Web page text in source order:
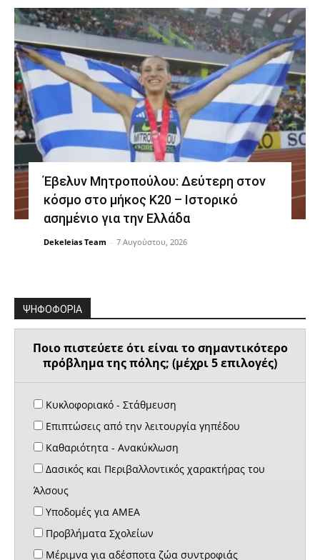
Έβελυν Μητροπούλου: Δεύτερη στον
κόσμο στο μήκος Κ20 – Ιστορικό
ασημένιο για την Ελλάδα
Dekeleias Team - 7 Αυγούστου, 2026
ΨΗΦΟΦΟΡΙΑ
Ποιο πιστεύετε ότι είναι το σημαντικότερο
πρόβλημα της πόλης; (μέχρι 5 επιλογές)
Κυκλοφοριακό - Στάθμευση
Επιπτώσεις από την λειτουργία γηπέδου
Καθαριότητα - Ανακύκλωση
Δασικός και Περιβαλλοντικός χαρακτήρας του
Άλσους
Υποδομές για ΑΜΕΑ
Προβλήματα Σχολείων
Μέριμνα για αδέσποτα ζώα συντροφιάς